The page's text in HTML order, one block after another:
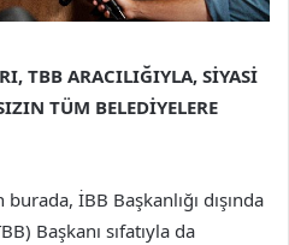
TBB ARACILIĞIYLA, SİYASİ
TÜM BELEDİYELERE
İBB Başkanlığı dışında
Başkanı sıfatıyla da